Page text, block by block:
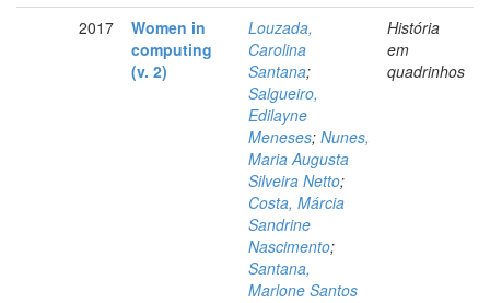
2017
Women in
computing
(v. 2)
Louzada,
Carolina
Santana;
Salgueiro,
Edilayne
Meneses; Nunes,
Maria Augusta
Silveira Netto;
Costa, Márcia
Sandrine
Nascimento;
Santana,
Marlone Santos
História
em
quadrinhos